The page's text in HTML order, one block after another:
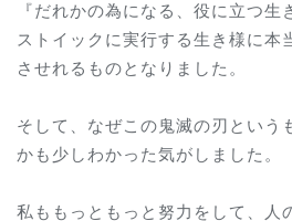
『だれかの為になる、役に立つ
ストイックに実行する生き様に本
させれるものとなりました。
そして、なぜこの鬼滅の刃という
かも少しわかった気がしました。
私ももっともっと努力をして、人